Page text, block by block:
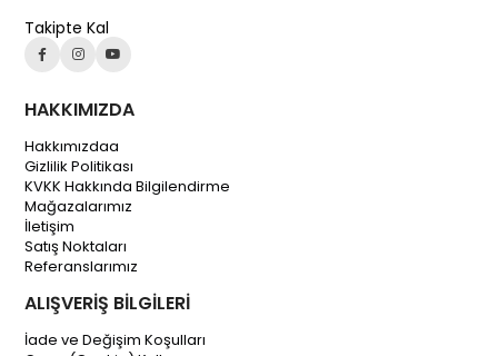
Takipte Kal
HAKKIMIZDA
Hakkımızdaa
Gizlilik Politikası
KVKK Hakkında Bilgilendirme
Mağazalarımız
İletişim
Satış Noktaları
Referanslarımız
ALIŞVERİŞ BİLGİLERİ
İade ve Değişim Koşulları